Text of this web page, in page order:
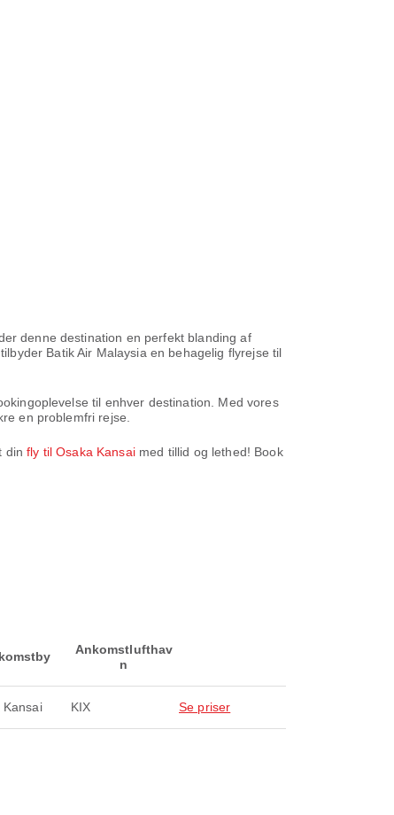
denne destination en perfekt blanding af
Batik Air Malaysia en behagelig flyrejse til
til enhver destination. Med vores
en problemfri rejse.
dinfly til Osaka Kansaimed tillid og lethed! Book
Ankomstlufthav
n
Kansai KIX Se priser